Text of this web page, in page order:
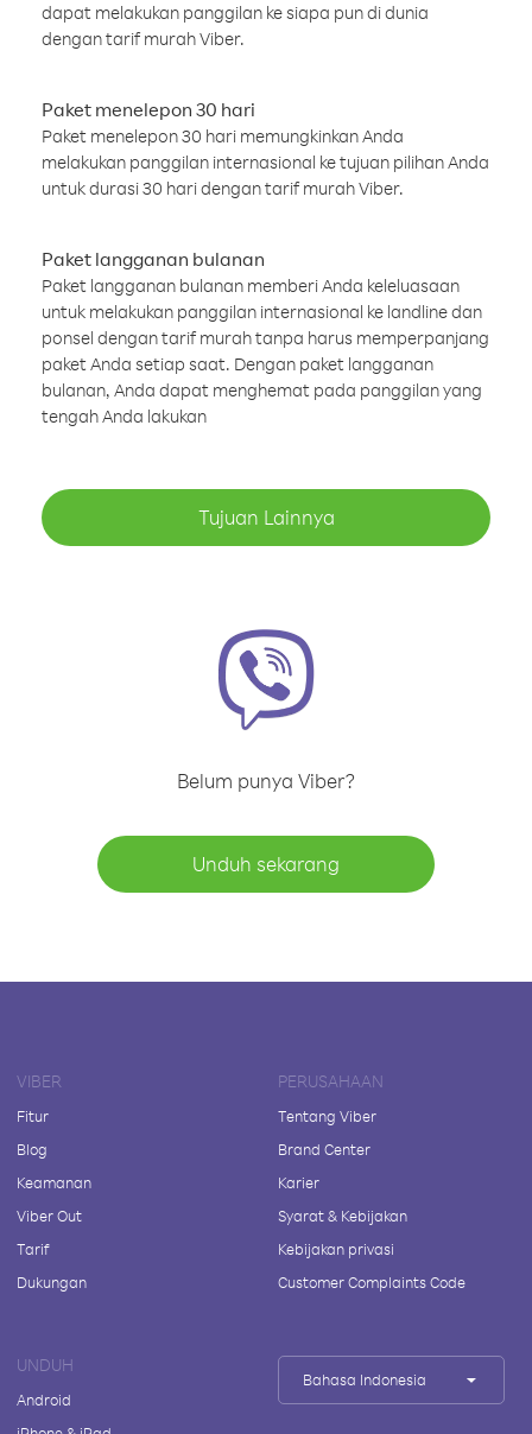
dapat melakukan panggilan ke siapa pun di dunia
dengan tarif murah Viber.
Paket menelepon 30 hari
Paket menelepon 30 hari memungkinkan Anda
melakukan panggilan internasional ke tujuan pilihan Anda
untuk durasi 30 hari dengan tarif murah Viber.
Paket langganan bulanan
Paket langganan bulanan memberi Anda keleluasaan
untuk melakukan panggilan internasional ke landline dan
ponsel dengan tarif murah tanpa harus memperpanjang
paket Anda setiap saat. Dengan paket langganan
bulanan, Anda dapat menghemat pada panggilan yang
tengah Anda lakukan
Tujuan Lainnya
Belum punya Viber?
Unduh sekarang
VIBER
Fitur
Blog
Keamanan
Viber Out
Tarif
Dukungan
PERUSAHAAN
Tentang Viber
Brand Center
Karier
Syarat & Kebijakan
Kebijakan privasi
Customer Complaints Code
UNDUH
Android
Bahasa Indonesia